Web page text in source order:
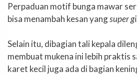
Perpaduan motif bunga mawar
bisa menambah kesan yangsuper
Selain itu, dibagian tali kepala
membuat mukena ini lebih praktis
karet kecil juga ada di bagian